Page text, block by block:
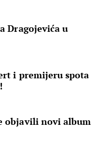
Dragojevića u
i premijeru spota
objavili novi album